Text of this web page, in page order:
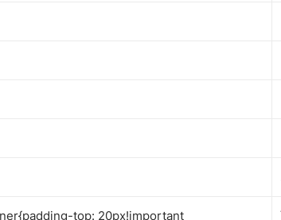
top: 20px!important